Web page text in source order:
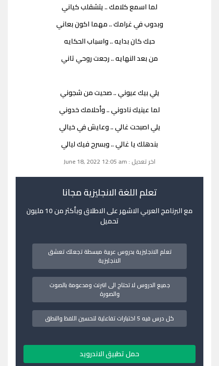
لما اسمع كلامك .. يتشقلب كياني
وبدوب في غرامك .. مهما اكون بعاني
حبك كان بدايه .. واسباب الحكايه
من بعد النهايه .. رجعت روحي تاني
يلي بيك عيوني .. صحيت من شجوني
لما عينيك نادوني .. وأحلامك خدوني
يلي اصبحت غالي .. وعايش في خيالي
بندهلك يا غالي .. وبسرح فيك ليالي
اخر تعديل : June 18, 2022 12:05 am
تعلم اللغة الانجليزية مجانا
مع البرنامج العربي الاشهر على الاطلاق وبأكثر من 10 مليون
تحميل
تعلم الانجليزية بدروس عربية مبسطة تجعلك تعشق
الانجليزية
جميع الدروس لا تحتاج الى انترنت ومدعومة بالصوت
والصورة
كل درس فيه 5 اختبارات تفاعلية لتحسين اللفظ والنطق
حمل تطبيق الاندرويد